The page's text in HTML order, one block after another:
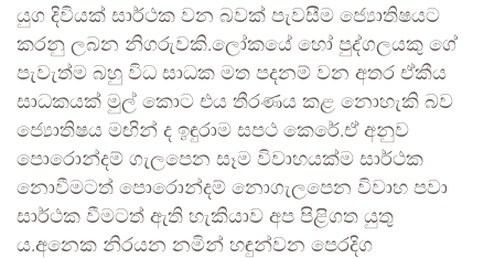
යුග දිවියක් සාර්ථක වන බවක් පැවසීම ජ්‍යොතිෂයට
කරනු ලබන නිගරුවකි.ලෝකයේ හෝ පුද්ගලයකු ගේ
පැවැත්ම බහු විධ සාධක මත පදනම් වන අතර ඒකීය
සාධකයක් මුල් කොට එය තීරණය කළ නොහැකි බව
ජ්‍යොතිෂය මඟින් ද ඉඳුරාම සපථ කෙරේ.ඒ අනුව
පොරොන්දම් ගැලපෙන සෑම විවාහයක්ම සාර්ථක
නොවීමටත් පොරොන්දම් නොගැලපෙන විවාහ පවා
සාර්ථක වීමටත් ඇති හැකියාව අප පිළිගත යුතු
ය.අනෙක නිරයන නමින් හඳුන්වන පෙරදිග